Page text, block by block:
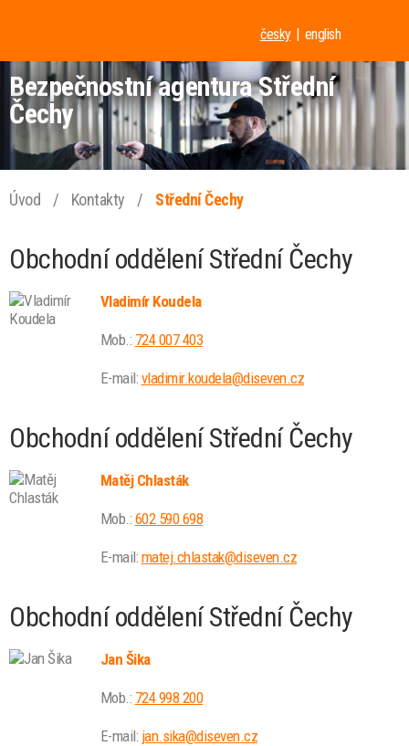
česky english
Bezpečnostní agentura Střední
Čechy
Úvod / Kontakty / Střední Čechy
Obchodní oddělení Střední Čechy
Vladimír Koudela
Mob.: 724 007 403
E-mail: vladimir.koudela@diseven.cz
Obchodní oddělení Střední Čechy
Matěj Chlasták
Mob.: 602 590 698
E-mail: matej.chlastak@diseven.cz
Obchodní oddělení Střední Čechy
Jan Šika
Mob.: 724 998 200
E-mail: jan.sika@diseven.cz